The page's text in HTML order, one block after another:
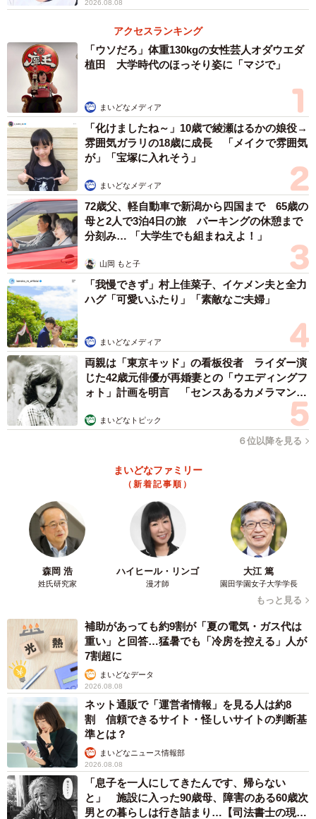
ところ、1位「ミランダ・カー」さん（27.7％）、2位「エ
マ・ワトソン」さん（20.2％）、3位「アリアナ・グラン
デ」さん（16.4％）、4位「ビヨンセ」さん（14.3％）、5
位「テイラー・スウィフト」さん（14.3%）、6位「マドン
ナ」さん（13.5%）と、日本はもちろん、世界的に有名な
アーティストやファッションモデル、女優の方が名を連ね
る結果となりました。
「ミランダ・カー」さんを選んだ人からは、「メリハリボ
ディが美しい」（20代）、「顔が小さく足が長い」（20
代）、「ママとは思えないスタイル」（30代）といった声
が寄せられています。
先ほど選んだ日本人・欧米人のスタイルのうち、もしなれるとしたらど
ちらのスタイルを選びますか？（提供画像）
また、「自身が選んだ日本人・欧米人のスタイルのうち、
もしなれるとしたらどちらのスタイルを選びますか」と質
問したところ、72.8％の人が「日本人」と回答。
その理由としては、「骨格が華奢な方に憧れるので」（20
代）、「日本人の顔には日本人の体型があうと思う」（30
代）、「欧米人は年を取ると崩れるのが早そう」（30代）
といった回答が寄せられました。
一方、「欧米人」（27.2％）を選んだ理由については、
「脚が長くてファッションが映えるから」（30代）、「メ
リハリがあり健康的な筋肉だから」（40代）といった声が
寄せられています。
2026.08.08
アクセスランキング
「ウソだろ」体重130kgの女性芸人オダウエダ
植田 大学時代のほっそり姿に「マジで」
まいどなメディア
「化けましたね～」10歳で綾瀬はるかの娘役→
雰囲気ガラリの18歳に成長 「メイクで雰囲気
が」「宝塚に入れそう」
まいどなメディア
72歳父、軽自動車で新潟から四国まで 65歳の
母と2人で3泊4日の旅 パーキングの休憩まで
分刻み… 「大学生でも組まねえよ！」
山岡 もと子
「我慢できず」村上佳菜子、イケメン夫と全力
ハグ「可愛いふたり」「素敵なご夫婦」
まいどなメディア
両親は「東京キッド」の看板役者 ライダー演
じた42歳元俳優が再婚妻との「ウエディングフ
ォト」計画を明言 「センスあるカメラマン求
まいどなトピック
６位以降を見る
まいどなファミリー
（新着記事順）
森岡 浩
姓氏研究家
ハイヒール・リンゴ
漫才師
大江 篤
園田学園女子大学学長
もっと見る
補助があっても約9割が「夏の電気・ガス代は
重い」と回答…猛暑でも「冷房を控える」人が
7割超に
まいどなデータ
2026.08.08
ネット通販で「運営者情報」を見る人は約8
割 信頼できるサイト・怪しいサイトの判断基
準とは？
まいどなニュース情報部
2026.08.08
「息子を一人にしてきたんです、帰らない
と」 施設に入った90歳母、障害のある60歳次
男との暮らしは行き詰まり…【司法書士の現場